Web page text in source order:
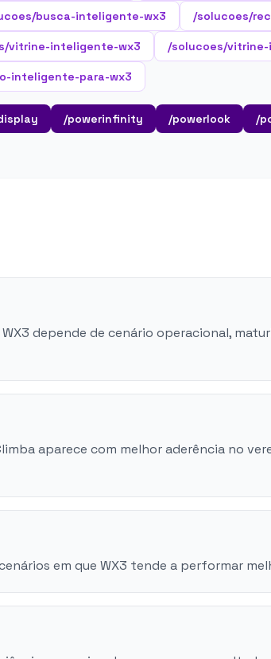
busca-inteligente-wx3 /solucoes/
vitrine-inteligente-wx3 /solucoes/
inteligente-para-wx3
/powerinfinity /powerlook /
depende de cenário operacional,
aparece com melhor aderência no
em que WX3 tende a performar